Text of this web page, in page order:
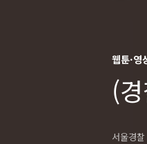
웹툰·영
(
서울경찰